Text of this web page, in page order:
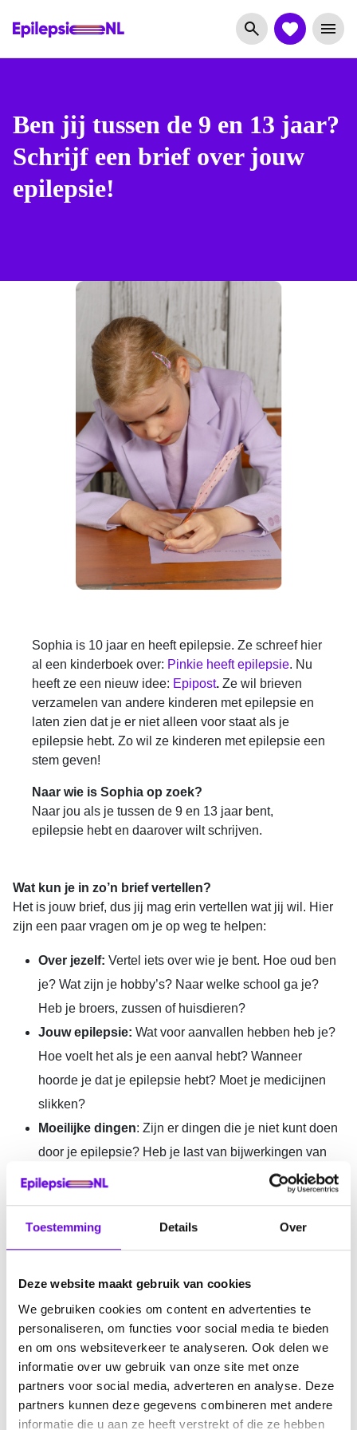
Toestemming Details Over
Deze website maakt gebruik van cookies
We gebruiken cookies om content en advertenties te
personaliseren, om functies voor social media te bieden
en om ons websiteverkeer te analyseren. Ook delen we
informatie over uw gebruik van onze site met onze
partners voor social media, adverteren en analyse. Deze
partners kunnen deze gegevens combineren met andere
informatie die u aan ze heeft verstrekt of die ze hebben
Ben jij tussen de 9 en 13 jaar?
Schrijf een brief over jouw
epilepsie!
Sophia is 10 jaar en heeft epilepsie. Ze schreef hier
al een kinderboek over: Pinkie heeft epilepsie. Nu
heeft ze een nieuw idee: Epipost. Ze wil brieven
verzamelen van andere kinderen met epilepsie en
laten zien dat je er niet alleen voor staat als je
epilepsie hebt. Zo wil ze kinderen met epilepsie een
stem geven!
Naar wie is Sophia op zoek?
Naar jou als je tussen de 9 en 13 jaar bent,
epilepsie hebt en daarover wilt schrijven.
Wat kun je in zo’n brief vertellen?
Het is jouw brief, dus jij mag erin vertellen wat jij wil. Hier
zijn een paar vragen om je op weg te helpen:
Over jezelf: Vertel iets over wie je bent. Hoe oud ben
je? Wat zijn je hobby’s? Naar welke school ga je?
Heb je broers, zussen of huisdieren?
Jouw epilepsie: Wat voor aanvallen hebben heb je?
Hoe voelt het als je een aanval hebt? Wanneer
hoorde je dat je epilepsie hebt? Moet je medicijnen
slikken?
Moeilijke dingen: Zijn er dingen die je niet kunt doen
door je epilepsie? Heb je last van bijwerkingen van
medicijnen? Heb je weleens nare opmerkingen
Fijne momenten
: Wat gaat juist wél goed? Waar ben
je trots op? Wat maakt jou speciaal?
hetzelfde hebben?
Je mag natuurlijk zelf kiezen waar je over schrijft. Het is
jouw verhaal!
De brief van Sophia
Sophia heeft al een brief geschreven. Deze kun je